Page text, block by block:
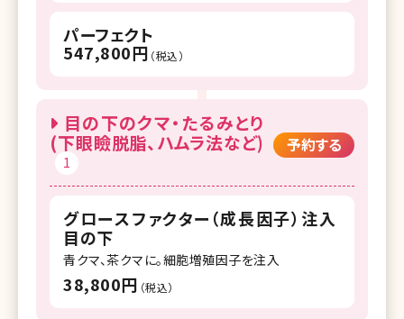
パーフェクト
547,800円 （税込）
目の下のクマ・たるみとり
(下眼瞼脱脂、ハムラ法など)
1
予約する
グロースファクター（成長因子）注入
目の下
青クマ、茶クマに。細胞増殖因子を注入
38,800円 （税込）